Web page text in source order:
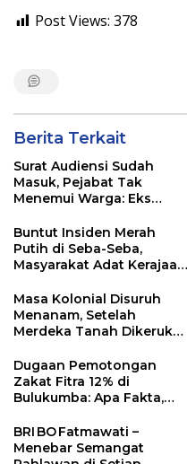
Post Views: 378
Berita Terkait
Surat Audiensi Sudah
Masuk, Pejabat Tak
Menemui Warga: Eks
Pelayanan Dinas
Transmigrasi Luwu Timur
Buntut Insiden Merah
Putih di Seba-Seba,
Masyarakat Adat Kerajaan
Berjihad Secara
Konstitusional
Masa Kolonial Disuruh
Menanam, Setelah
Merdeka Tanah Dikeruk?
Vale, dan Jeritan Warga
Lingkar Tambang
Dugaan Pemotongan
Zakat Fitra 12% di
Bulukumba: Apa Fakta,
Warga Masuk, PATI Aksi,
BAZNAS dan Kades
BRI BO Fatmawati –
Menebar Semangat